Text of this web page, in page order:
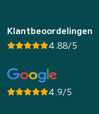
Klantbeoordelingen
4.88/5
4.9/5